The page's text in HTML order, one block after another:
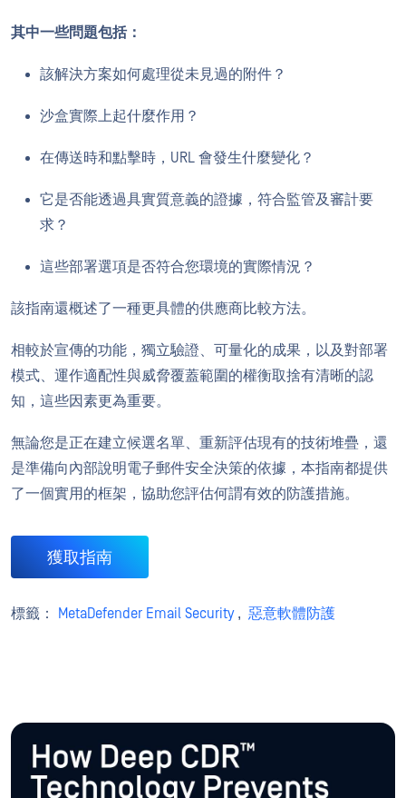
其中一些問題包括：
該解決方案如何處理從未見過的附件？
沙盒實際上起什麼作用？
在傳送時和點擊時，URL 會發生什麼變化？
它是否能透過具實質意義的證據，符合監管及審計要
求？
這些部署選項是否符合您環境的實際情況？
該指南還概述了一種更具體的供應商比較方法。
相較於宣傳的功能，獨立驗證、可量化的成果，以及對部署
模式、運作適配性與威脅覆蓋範圍的權衡取捨有清晰的認
知，這些因素更為重要。
無論您是正在建立候選名單、重新評估現有的技術堆疊，還
是準備向內部說明電子郵件安全決策的依據，本指南都提供
了一個實用的框架，協助您評估何謂有效的防護措施。
獲取指南
標籤： MetaDefender Email Security, 惡意軟體防護